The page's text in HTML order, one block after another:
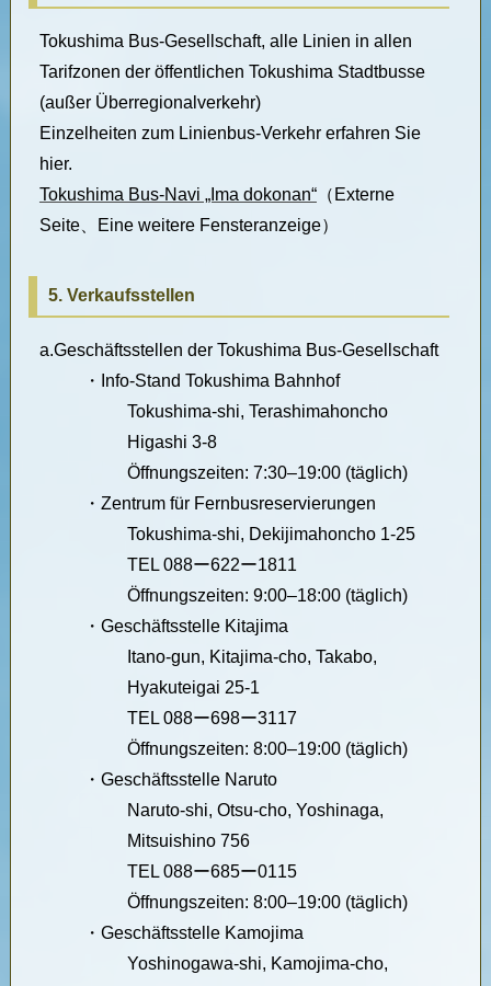
Tokushima Bus-Gesellschaft, alle Linien in allen
Tarifzonen der öffentlichen Tokushima Stadtbusse
(außer Überregionalverkehr)
Einzelheiten zum Linienbus-Verkehr erfahren Sie
hier.
Tokushima Bus-Navi „Ima dokonan“（Externe
Seite、Eine weitere Fensteranzeige）
5. Verkaufsstellen
a.Geschäftsstellen der Tokushima Bus-Gesellschaft
・
Info-Stand Tokushima Bahnhof
Tokushima-shi, Terashimahoncho
Higashi 3-8
Öffnungszeiten: 7:30–19:00 (täglich)
・ Zentrum für Fernbusreservierungen
Tokushima-shi, Dekijimahoncho 1-25
TEL 088ー622ー1811
Öffnungszeiten: 9:00–18:00 (täglich)
・ Geschäftsstelle Kitajima
Itano-gun, Kitajima-cho, Takabo,
Hyakuteigai 25-1
TEL 088ー698ー3117
Öffnungszeiten: 8:00–19:00 (täglich)
・ Geschäftsstelle Naruto
Naruto-shi, Otsu-cho, Yoshinaga,
Mitsuishino 756
TEL 088ー685ー0115
Öffnungszeiten: 8:00–19:00 (täglich)
・ Geschäftsstelle Kamojima
Yoshinogawa-shi, Kamojima-cho,